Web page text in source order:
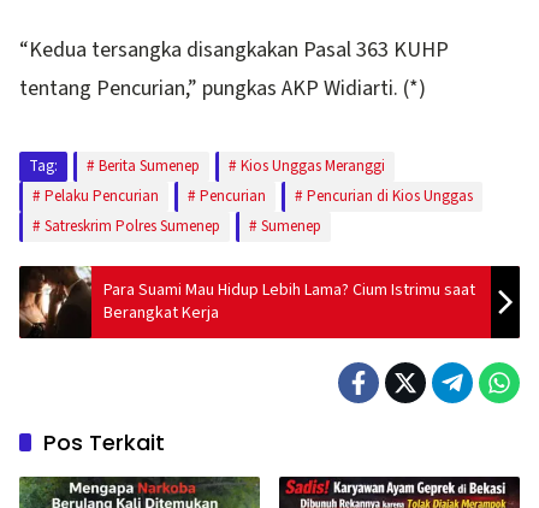
“Kedua tersangka disangkakan Pasal 363 KUHP
tentang Pencurian,” pungkas AKP Widiarti. (*)
Tag: Berita Sumenep
Kios Unggas Meranggi
Pelaku Pencurian
Pencurian
Pencurian di Kios Unggas
Satreskrim Polres Sumenep
Sumenep
Para Suami Mau Hidup Lebih Lama? Cium Istrimu saat
Berangkat Kerja
Pos Terkait